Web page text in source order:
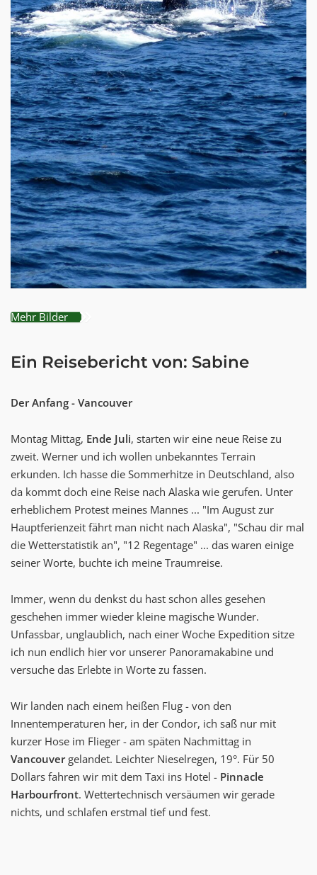
Mehr Bilder
Ein Reisebericht von: Sabine
Der Anfang - Vancouver
Montag Mittag, Ende Juli, starten wir eine neue Reise zu
zweit. Werner und ich wollen unbekanntes Terrain
erkunden. Ich hasse die Sommerhitze in Deutschland, also
da kommt doch eine Reise nach Alaska wie gerufen. Unter
erheblichem Protest meines Mannes ... "Im August zur
Hauptferienzeit fährt man nicht nach Alaska", "Schau dir mal
die Wetterstatistik an", "12 Regentage" ... das waren einige
seiner Worte, buchte ich meine Traumreise.
Immer, wenn du denkst du hast schon alles gesehen
geschehen immer wieder kleine magische Wunder.
Unfassbar, unglaublich, nach einer Woche Expedition sitze
ich nun endlich hier vor unserer Panoramakabine und
versuche das Erlebte in Worte zu fassen.
Wir landen nach einem heißen Flug - von den
Innentemperaturen her, in der Condor, ich saß nur mit
kurzer Hose im Flieger - am späten Nachmittag in
Vancouvergelandet. Leichter Nieselregen, 19°. Für 50
Dollars fahren wir mit dem Taxi ins Hotel - Pinnacle
Harbourfront. Wettertechnisch versäumen wir gerade
nichts, und schlafen erstmal tief und fest.